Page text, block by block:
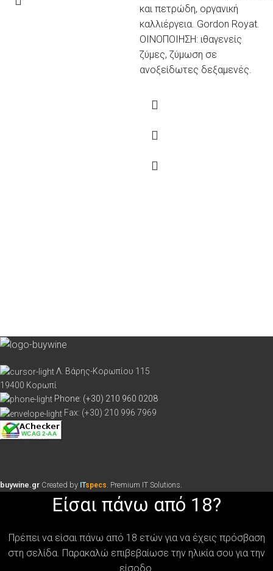
και πετρώδη, οργανική
καλλιέργεια. Gordon Royat.
ΟΙΝΟΠΟΙΗΣΗ: ιθαγενείς
ζύμες, ζύμωση σε
ανοξείδωτες δεξαμενές.
Λ. Βάρης-Κορωπίου 115
19400 Κορωπί
Phone: (+30) 210 960 0208
Fax: (+30) 210 996 7969
buywine.gr Created by ITspecs . Premium IT Solutions.
Είσαι πάνω από 18?
Πρέπει να είσαι πάνω από 18 ετών για να έχεις πρόσβαση
στη σελίδα. Παρακαλώ επιβεβαίωσε την ηλικία σου για την
είσοδο.